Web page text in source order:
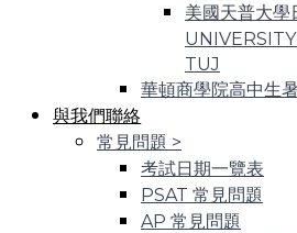
美國天普大
TUJ
華頓商學院高中生
與我們聯絡
常見問題 >
考試日期一覽表
PSAT 常見問題
AP 常見問題